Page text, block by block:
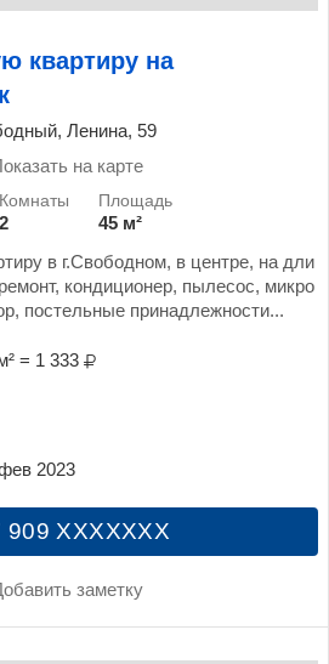
квартиру на
Ленина, 59
на карте
2
45 м²
в г.Свободном, в центре, на дли
кондиционер, пылесос, микро
постельные принадлежности...
= 1 333
909 XXXXXXX
заметку
2023